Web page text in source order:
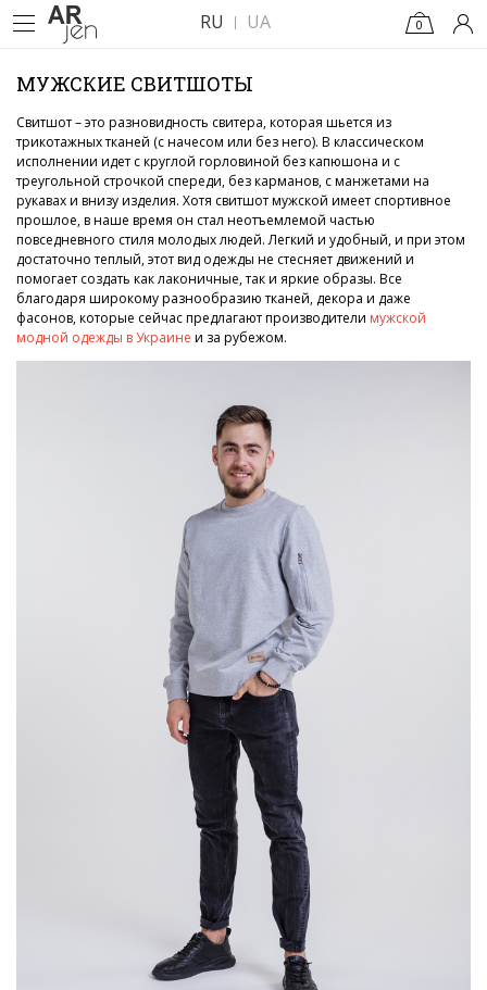
RU UA 0
МУЖСКИЕ СВИТШОТЫ
Свитшот – это разновидность свитера, которая шьется из
трикотажных тканей (с начесом или без него). В классическом
исполнении идет с круглой горловиной без капюшона и с
треугольной строчкой спереди, без карманов, с манжетами на
рукавах и внизу изделия. Хотя свитшот мужской имеет спортивное
прошлое, в наше время он стал неотъемлемой частью
повседневного стиля молодых людей. Легкий и удобный, и при этом
достаточно теплый, этот вид одежды не стесняет движений и
помогает создать как лаконичные, так и яркие образы. Все
благодаря широкому разнообразию тканей, декора и даже
фасонов, которые сейчас предлагают производители мужской
модной одежды в Украине и за рубежом.